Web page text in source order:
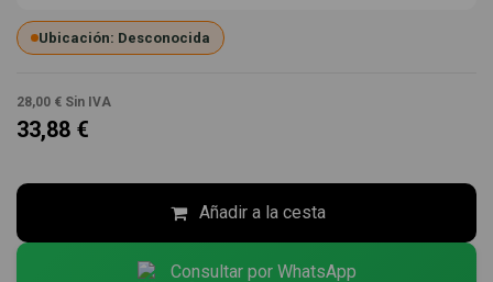
Ubicación: Desconocida
28,00 € Sin IVA
33,88 €
Añadir a la cesta
Consultar por WhatsApp